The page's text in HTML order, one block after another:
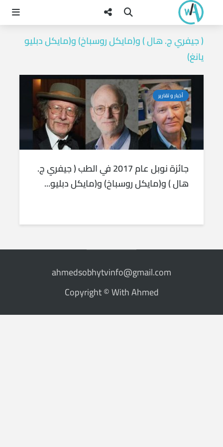
( جيفري ج. هال ) و(مايكل روسباخ) و(مايكل دبليو
يانغ)
أخبار و تقارير
جائزة نوبل عام 2017 في الطب ( جيفري ج.
هال ) و(مايكل روسباخ) و(مايكل دبليو...
ahmedsobhytvinfo@gmail.com
Copyright © With Ahmed